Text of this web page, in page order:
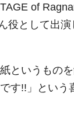
of
役として出
というもの
す!!」という